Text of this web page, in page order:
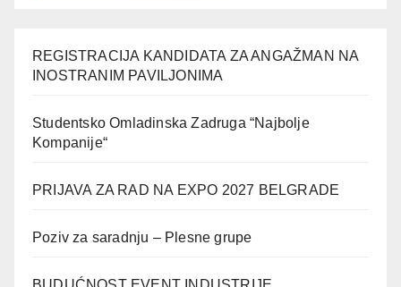
REGISTRACIJA KANDIDATA ZA ANGAŽMAN NA
INOSTRANIM PAVILJONIMA
Studentsko Omladinska Zadruga “Najbolje
Kompanije“
PRIJAVA ZA RAD NA EXPO 2027 BELGRADE
Poziv za saradnju – Plesne grupe